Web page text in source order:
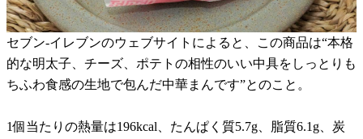
セブン-イレブンのウェブサイトによると、この商品は“本格
的な明太子、チーズ、ポテトの相性のいい中具をしっとりも
ちふわ食感の生地で包んだ中華まんです”とのこと。
1個当たりの熱量は196kcal、たんぱく質5.7g、脂質6.1g、炭